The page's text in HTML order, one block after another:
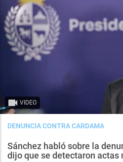
VIDEO
DENUNCIA CONTRA CARDAMA
Sánchez habló sobre la
dijo que se detectaron actas